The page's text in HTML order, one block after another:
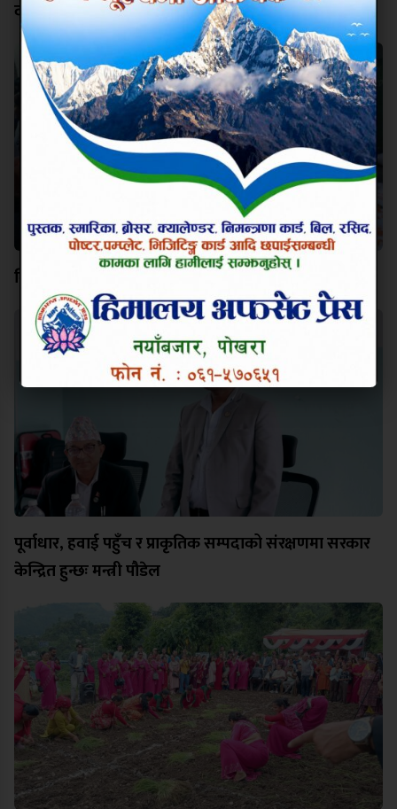
दीपक कार्की
विश्व कीर्तिमानी पर्वतारोही निम्स दाईप्रति पोखरामा श्रद्धाञ्जली
पूर्वाधार, हवाई पहुँच र प्राकृतिक सम्पदाको संरक्षणमा सरकार
केन्द्रित हुन्छः मन्त्री पौडेल